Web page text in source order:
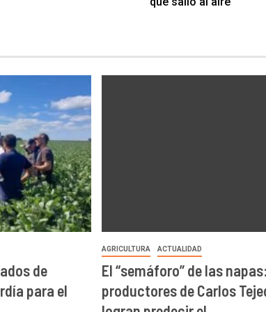
de
para el
AGRICULTURA ACTUALIDAD
El “semáforo” de las napas:
productores de Carlos